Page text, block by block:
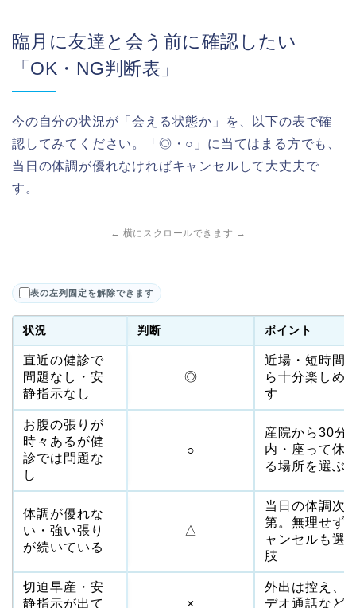
臨月に友達と会う前に確認したい
「OK・NG判断表」
今の自分の状況が「会える状態か」を、以下の表で確
認してみてください。「◎・○」に当てはまる方でも、
当日の体調が優れなければキャンセルして大丈夫で
す。
← 横にスクロールできます →
表の左列固定を解除できます
状況 判断 ポイント
直近の健診で
問題なし・安
静指示なし
◎
近場・短時間
ら十分楽しめ
す
お腹の張りが
時々あるが健
診では問題な
し
○
産院から30分
内・座って休
る場所を選ぶ
体調が優れな
い・強い張り
が続いている
△
当日の体調次
第。無理せず
ャンセルも選
肢
切迫早産・安
静指示が出て
×
外出は控え、
デオ通話など